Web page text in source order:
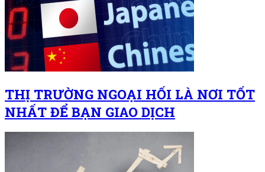
THỊ TRƯỜNG NGOẠI HỐI LÀ NƠI TỐT
NHẤT ĐỂ BẠN GIAO DỊCH